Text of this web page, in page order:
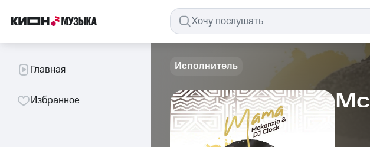
Главная
Избранное
Исполнитель